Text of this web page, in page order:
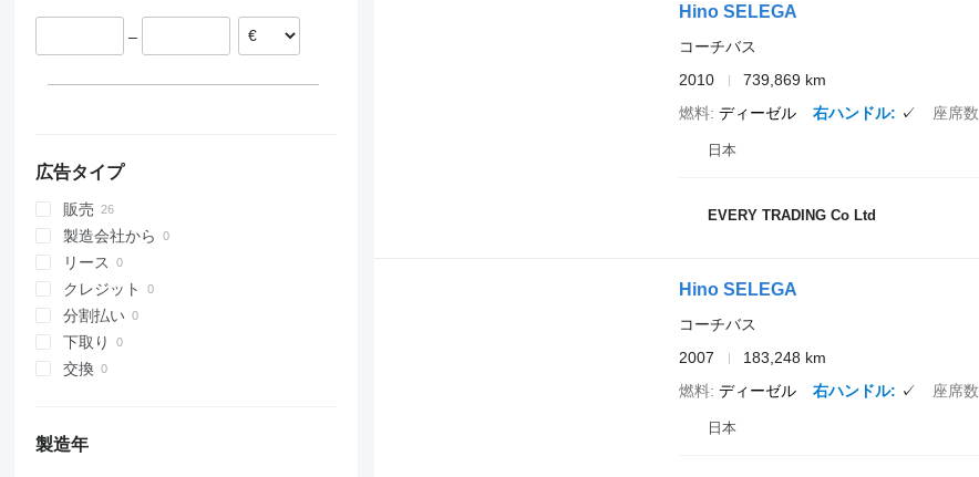
–
広告タイプ
販売
製造会社から
リース
クレジット
分割払い
下取り
交換
製造年
Hino SELEGA
コーチバス
2010
739,869 km
燃料 ディーゼル 右ハンドル ✓ 座席数
日本
EVERY TRADING Co Ltd
Hino SELEGA
コーチバス
2007
183,248 km
燃料 ディーゼル 右ハンドル ✓ 座席数
日本